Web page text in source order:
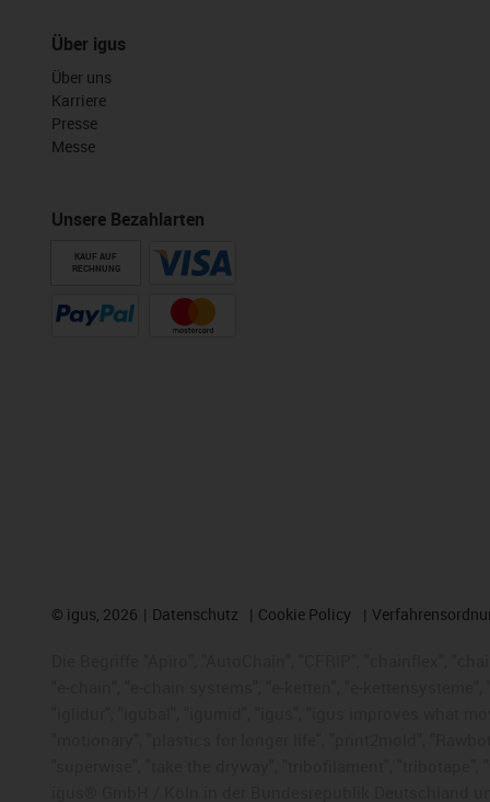
Über igus
Über uns
Karriere
Presse
Messe
Unsere Bezahlarten
KAUF AUF
RECHNUNG
© igus, 2026 Datenschutz Cookie Policy